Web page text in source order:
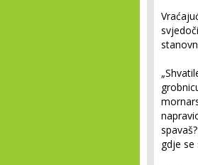
gdje se